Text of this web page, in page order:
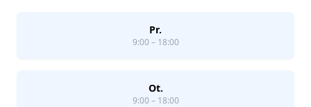
Pr.
9:00 – 18:00
Ot.
9:00 – 18:00